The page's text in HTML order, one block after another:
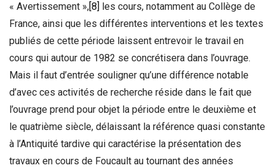
« Avertissement »,[8] les cours, notamment au Collège de
France, ainsi que les différentes interventions et les textes
publiés de cette période laissent entrevoir le travail en
cours qui autour de 1982 se concrétisera dans l’ouvrage.
Mais il faut d’entrée souligner qu’une différence notable
d’avec ces activités de recherche réside dans le fait que
l’ouvrage prend pour objet la période entre le deuxième et
le quatrième siècle, délaissant la référence quasi constante
à l’Antiquité tardive qui caractérise la présentation des
travaux en cours de Foucault au tournant des années